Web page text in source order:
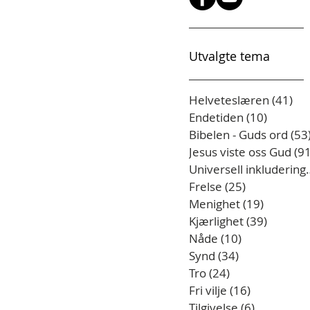
Utvalgte tema
Helveteslæren (41)
Endetiden (10)
Bibelen - Guds ord
Jesus viste oss Gud
Frelse (25)
Menighet(19)
Kjærlighet(39)
Nåde (10)
Synd (34)
Tro(24)
Fri vilje (16)